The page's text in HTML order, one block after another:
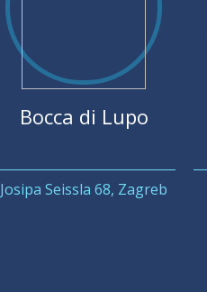
Bocca di Lupo
Josipa Seissla 68, Zagreb